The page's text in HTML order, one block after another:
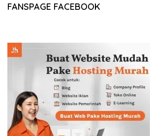
FANSPAGE FACEBOOK